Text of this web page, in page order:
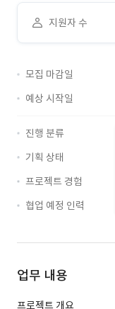
지원자 수
모집 마감일
예상 시작일
진행 분류
기획 상태
프로젝트 경험
협업 예정 인력
업무 내용
프로젝트 개요